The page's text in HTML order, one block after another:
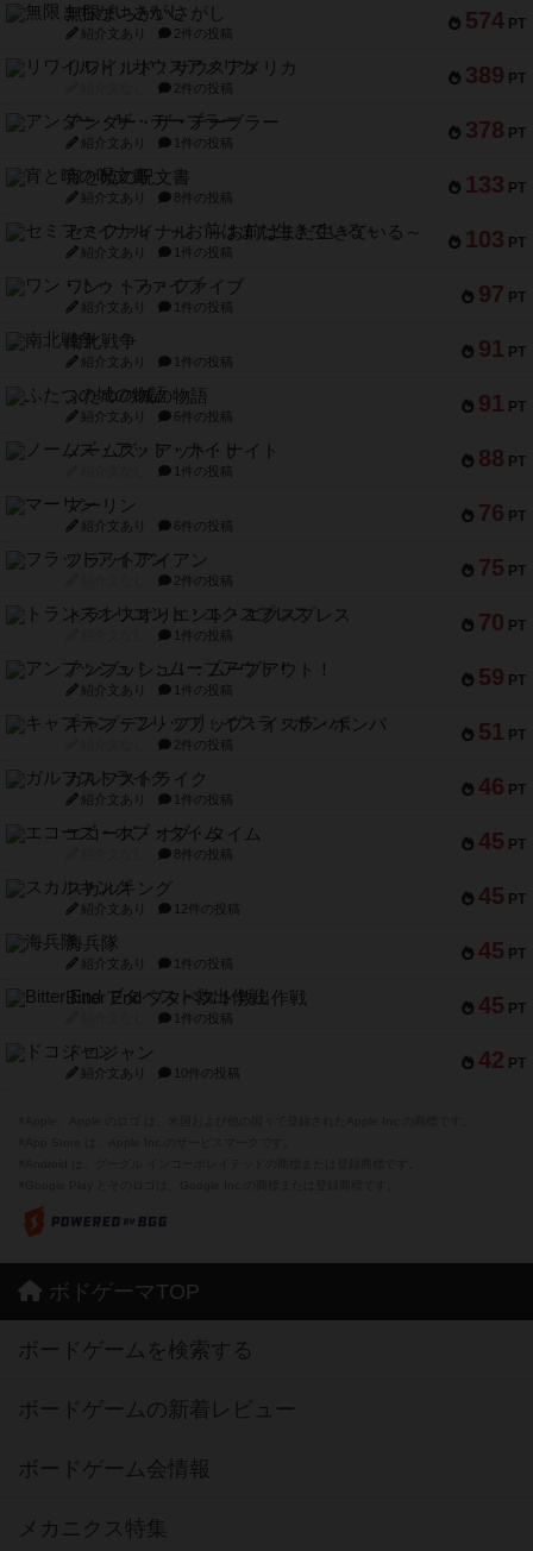
574 PT
無限まちがいさがし
紹介文あり 2件の投稿
389 PT
リワイルド：サウスアメリカ
2件の投稿
378 PT
アンダー・ザ・テーブラー
紹介文あり 1件の投稿
133 PT
宵と暁の呪文書
紹介文あり 8件の投稿
103 PT
セミファイナル ～お前はまだ生きている～
紹介文あり 1件の投稿
97 PT
ワン・トゥ・ファイブ
紹介文あり 1件の投稿
91 PT
南北戦争
紹介文あり 1件の投稿
91 PT
ふたつの城の物語
紹介文あり 6件の投稿
88 PT
ノームズ・アット・ナイト
1件の投稿
76 PT
マーリン
紹介文あり 6件の投稿
75 PT
フラットアイアン
2件の投稿
70 PT
トランスオリエント・エクスプレス
1件の投稿
59 PT
アンブッシュ！：ムーブアウト！
紹介文あり 1件の投稿
51 PT
キャプテン・フリップ：イスラ・ボンバ
2件の投稿
46 PT
ガルフストライク
紹介文あり 1件の投稿
45 PT
エコーズ・オブ・タイム
8件の投稿
45 PT
スカルキング
紹介文あり 12件の投稿
45 PT
海兵隊
紹介文あり 1件の投稿
45 PT
Bitter End ブタペスト救出作戦
1件の投稿
42 PT
ドコジャン
紹介文あり 10件の投稿
ボドゲーマTOP
ボードゲームを検索する
ボードゲームの新着レビュー
ボードゲーム会情報
メカニクス特集